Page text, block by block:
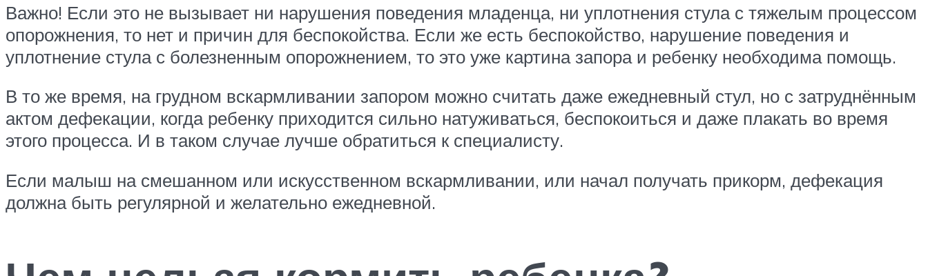
Важно! Если это не вызывает ни нарушения поведения младенца, ни уплотнения стула с тяжелым процессом
опорожнения, то нет и причин для беспокойства. Если же есть беспокойство, нарушение поведения и
уплотнение стула с болезненным опорожнением, то это уже картина запора и ребенку необходима помощь.
В то же время, на грудном вскармливании запором можно считать даже ежедневный стул, но с затруднённым
актом дефекации, когда ребенку приходится сильно натуживаться, беспокоиться и даже плакать во время
этого процесса. И в таком случае лучше обратиться к специалисту.
Если малыш на смешанном или искусственном вскармливании, или начал получать прикорм, дефекация
должна быть регулярной и желательно ежедневной.